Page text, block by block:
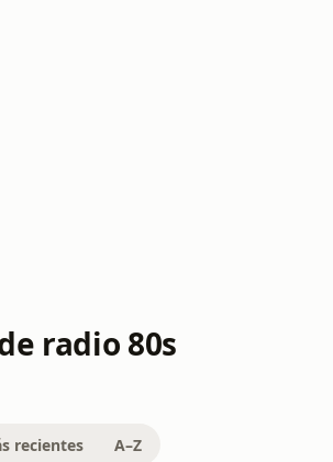
radio 80s
recientes A–Z